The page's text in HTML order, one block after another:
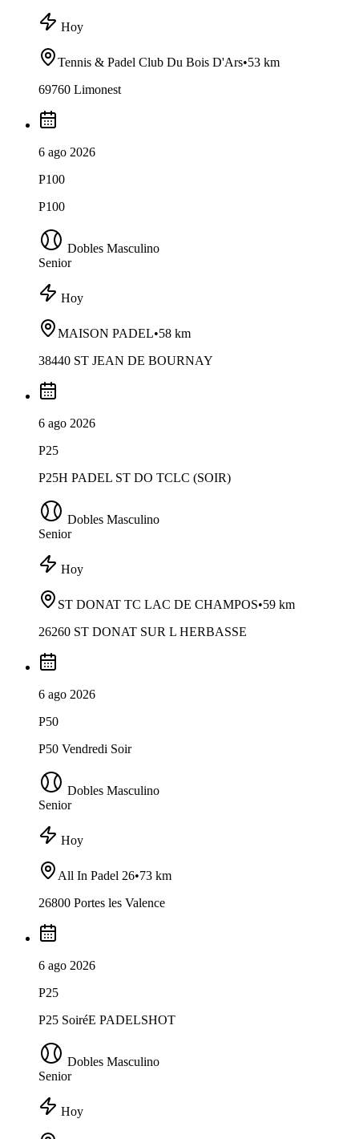
Hoy
Tennis & Padel Club Du Bois D'Ars•53 km
69760 Limonest
6 ago 2026
P100
P100
Dobles Masculino
Senior
Hoy
MAISON PADEL•58 km
38440 ST JEAN DE BOURNAY
6 ago 2026
P25
P25H PADEL ST DO TCLC (SOIR)
Dobles Masculino
Senior
Hoy
ST DONAT TC LAC DE CHAMPOS•59 km
26260 ST DONAT SUR L HERBASSE
6 ago 2026
P50
P50 Vendredi Soir
Dobles Masculino
Senior
Hoy
All In Padel 26•73 km
26800 Portes les Valence
6 ago 2026
P25
P25 SoiréE PADELSHOT
Dobles Masculino
Senior
Hoy